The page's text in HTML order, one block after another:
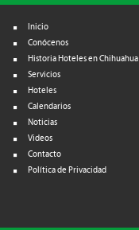
Inicio
Conócenos
Historia Hoteles en Chihuahua
Servicios
Hoteles
Calendarios
Noticias
Videos
Contacto
Política de Privacidad